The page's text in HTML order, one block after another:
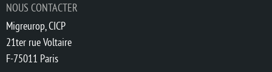
NOUS CONTACTER
Migreurop, CICP
21ter rue Voltaire
F-75011 Paris